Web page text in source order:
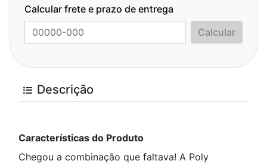
Calcular frete e prazo de entrega
Calcular
Descrição
Características do Produto
Chegou a combinação que faltava! A Poly